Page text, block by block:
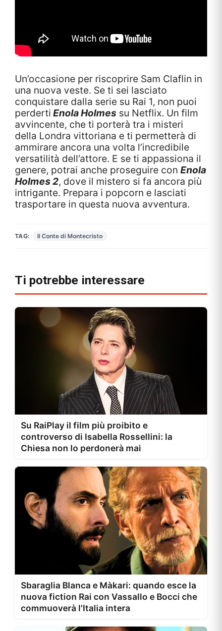
Un’occasione per riscoprire Sam Claflin in
una nuova veste. Se ti sei lasciato
conquistare dalla serie su Rai 1, non puoi
perderti Enola Holmes su Netflix. Un film
avvincente, che ti porterà tra i misteri
della Londra vittoriana e ti permetterà di
ammirare ancora una volta l’incredibile
versatilità dell’attore. E se ti appassiona il
genere, potrai anche proseguire con Enola
Holmes 2, dove il mistero si fa ancora più
intrigante. Prepara i popcorn e lasciati
trasportare in questa nuova avventura.
TAG: Il Conte di Montecristo
Ti potrebbe interessare
Su RaiPlay il film più proibito e
controverso di Isabella Rossellini: la
Chiesa non lo perdonerà mai
Sbaraglia Blanca e Màkari: quando esce la
nuova fiction Rai con Vassallo e Bocci che
commuoverà l'Italia intera